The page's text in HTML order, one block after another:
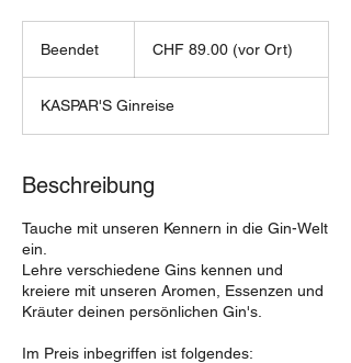
Beendet
n
d
(vorCHF 89.00 (vor Ort)
KASPAR'S Ginreise
Beschreibung
Tauche mit unseren Kennern in die Gin-Welt
ein.
Lehre verschiedene Gins kennen und
kreiere mit unseren Aromen, Essenzen und
Kräuter deinen persönlichen Gin's.
Im Preis inbegriffen ist folgendes: